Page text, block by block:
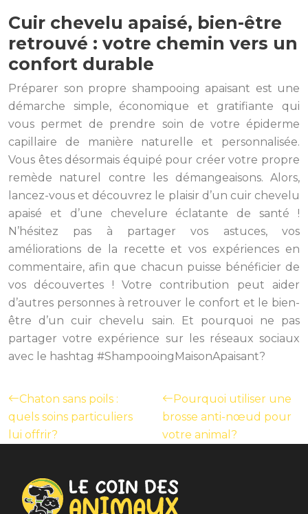
Cuir chevelu apaisé, bien-être
retrouvé : votre chemin vers un
confort durable
Préparer son propre shampooing apaisant est une
démarche simple, économique et gratifiante qui
vous permet de prendre soin de votre épiderme
capillaire de manière naturelle et personnalisée.
Vous êtes désormais équipé pour créer votre propre
remède naturel contre les démangeaisons. Alors,
lancez-vous et découvrez le plaisir d’un cuir chevelu
apaisé et d’une chevelure éclatante de santé !
N’hésitez pas à partager vos astuces, vos
améliorations de la recette et vos expériences en
commentaire, afin que chacun puisse bénéficier de
vos découvertes ! Votre contribution peut aider
d’autres personnes à retrouver le confort et le bien-
être d’un cuir chevelu sain. Et pourquoi ne pas
partager votre expérience sur les réseaux sociaux
avec le hashtag #ShampooingMaisonApaisant?
Chaton sans poils :
quels soins particuliers
lui offrir?
Pourquoi utiliser une
brosse anti-nœud pour
votre animal?